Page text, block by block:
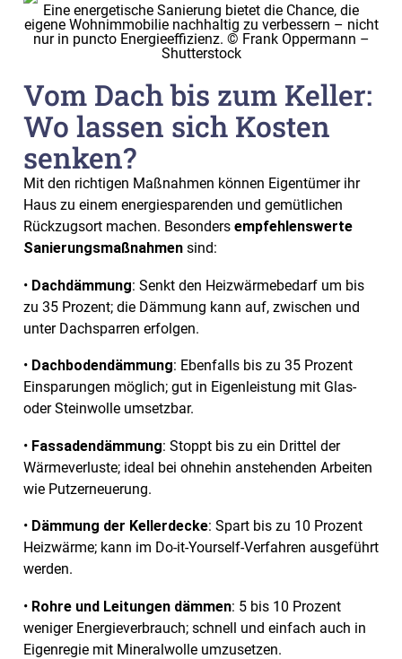
Eine energetische Sanierung bietet die Chance, die
eigene Wohnimmobilie nachhaltig zu verbessern – nicht
nur in puncto Energieeffizienz. © Frank Oppermann –
Shutterstock
Vom Dach bis zum Keller:
Wo lassen sich Kosten
senken?
Mit den richtigen Maßnahmen können Eigentümer ihr
Haus zu einem energiesparenden und gemütlichen
Rückzugsort machen. Besonders empfehlenswerte
Sanierungsmaßnahmen sind:
• Dachdämmung: Senkt den Heizwärmebedarf um bis
zu 35 Prozent; die Dämmung kann auf, zwischen und
unter Dachsparren erfolgen.
• Dachbodendämmung: Ebenfalls bis zu 35 Prozent
Einsparungen möglich; gut in Eigenleistung mit Glas-
oder Steinwolle umsetzbar.
• Fassadendämmung: Stoppt bis zu ein Drittel der
Wärmeverluste; ideal bei ohnehin anstehenden Arbeiten
wie Putzerneuerung.
• Dämmung der Kellerdecke: Spart bis zu 10 Prozent
Heizwärme; kann im Do-it-Yourself-Verfahren ausgeführt
werden.
• Rohre und Leitungen dämmen: 5 bis 10 Prozent
weniger Energieverbrauch; schnell und einfach auch in
Eigenregie mit Mineralwolle umzusetzen.